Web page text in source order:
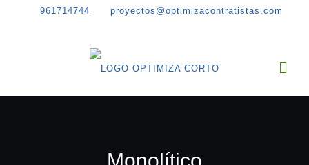
961714744 proyectos@optimizacontratistas.com